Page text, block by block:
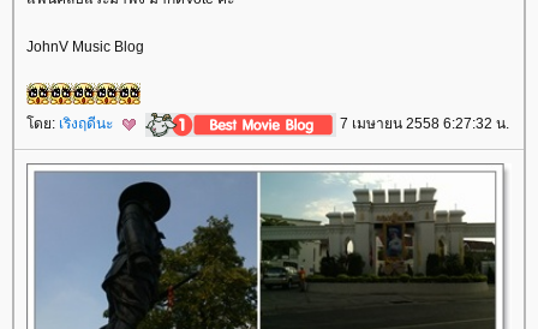
JohnV Music Blog
ดย: เริงฤดีนะ 7 เมษายน 2558 6:27:32 น.